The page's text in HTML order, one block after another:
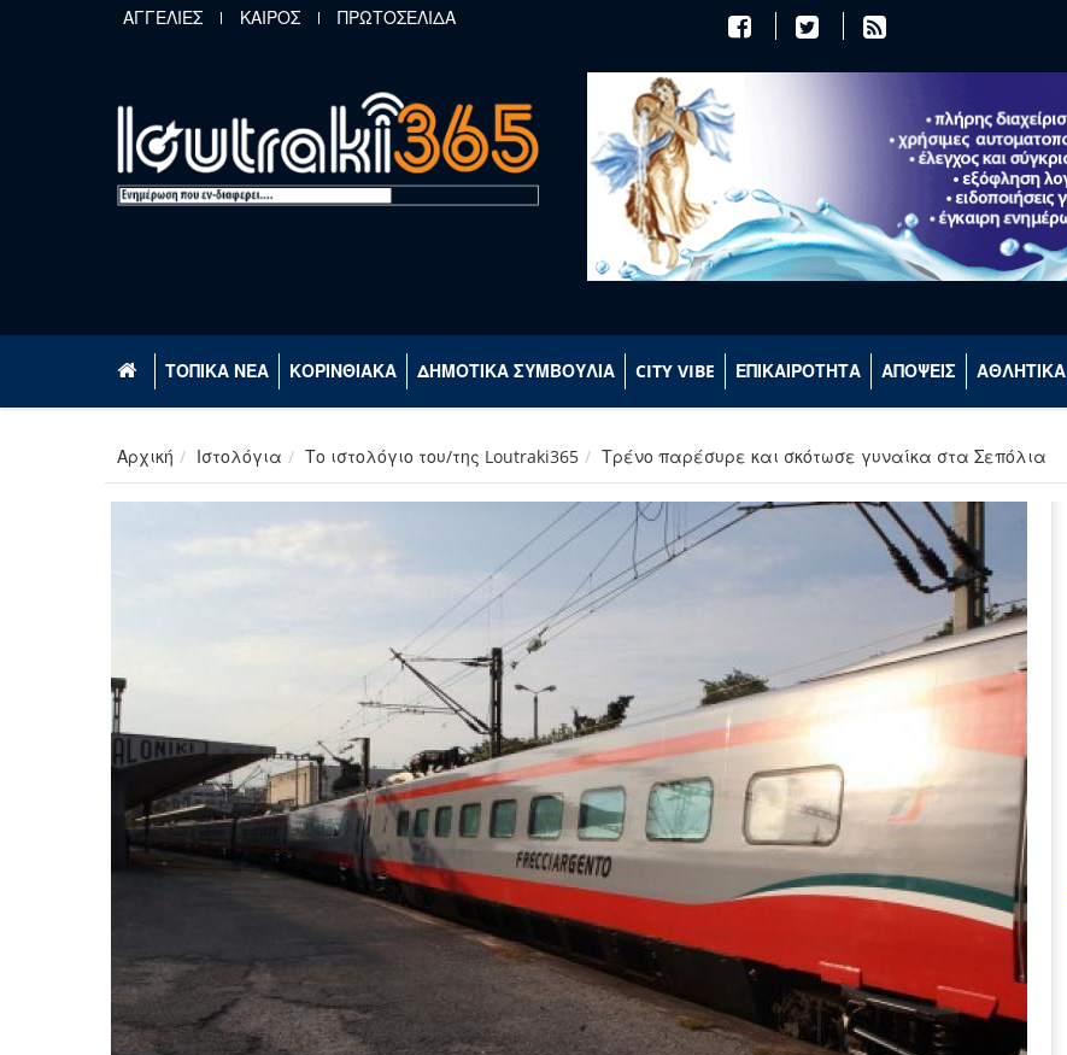
Παράκαμψη προς το κυρίως περιεχόμενο
ΑΓΓΕΛΙΕΣ ΚΑΙΡΟΣ ΠΡΩΤΟΣΕΛΙΔΑ
ΤΟΠΙΚΑ ΝΕΑ ΚΟΡΙΝΘΙΑΚΑ ΔΗΜΟΤΙΚΑ ΣΥΜΒΟΥΛΙΑ CITY VIBE ΕΠΙΚΑΙΡΟΤΗΤΑ ΑΠΟΨΕΙΣ ΑΘΛΗΤΙΚΑ
Αρχική Ιστολόγια Το ιστολόγιο του/της Loutraki365 Τρένο παρέσυρε και σκότωσε γυναίκα στα Σεπόλια